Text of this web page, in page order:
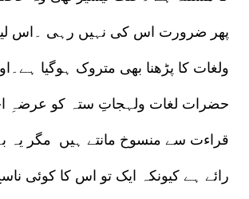
پھر ضرورت اس کی نہیں رہی ۔اس
ولغات کا پڑھنا بھی متروک ہوگیا
حضرات لغات ولہجاتِ ستہ کو عرضہِ
قراءت سے منسوخ مانتے ہیں مگر
رائے ہے کیونکہ ایک تو اس کا کوئی